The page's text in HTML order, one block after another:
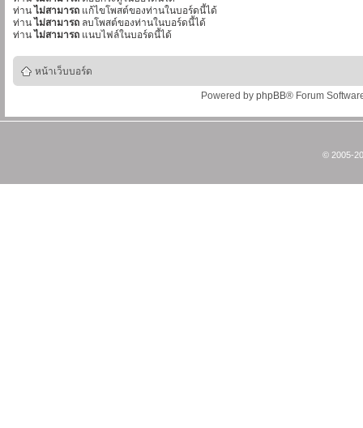
ท่าน ไม่สามารถ แก้ไขโพสต์ของท่านในบอร์ดนี้ได้
ท่าน ไม่สามารถ ลบโพสต์ของท่านในบอร์ดนี้ได้
ท่าน ไม่สามารถ แนบไฟล์ในบอร์ดนี้ได้
หน้าเว็บบอร์ด
Powered by phpBB® Forum
© 2005-